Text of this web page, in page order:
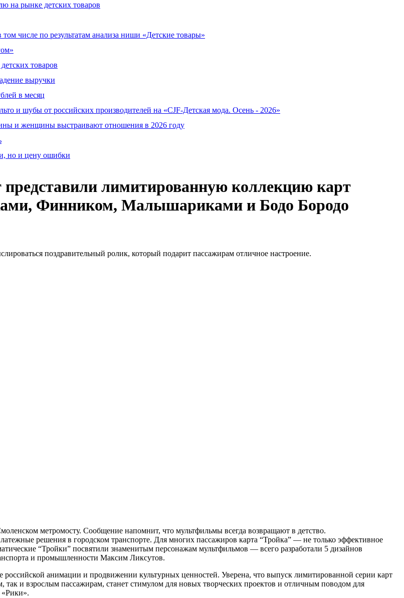
на рынке детских товаров
числе по результатам анализа ниши «Детские товары»
товаров
выручки
в месяц
и шубы от российских производителей на «CJF-Детская мода. Осень - 2026»
и женщины выстраивают отношения в 2026 году
но и цену ошибки
лимитированную коллекцию карт
Финником, Малышариками и Бодо Бородо
поздравительный ролик, который подарит пассажирам отличное настроение.
метромосту. Сообщение напомнит, что мультфильмы всегда возвращают в детство.
решения в городском транспорте. Для многих пассажиров карта “Тройка” — не только эффективное
“Тройки” посвятили знаменитым персонажам мультфильмов — всего разработали 5 дизайнов
и промышленности Максим Ликсутов.
анимации и продвижении культурных ценностей. Уверена, что выпуск лимитированной серии карт
и взрослым пассажирам, станет стимулом для новых творческих проектов и отличным поводом для